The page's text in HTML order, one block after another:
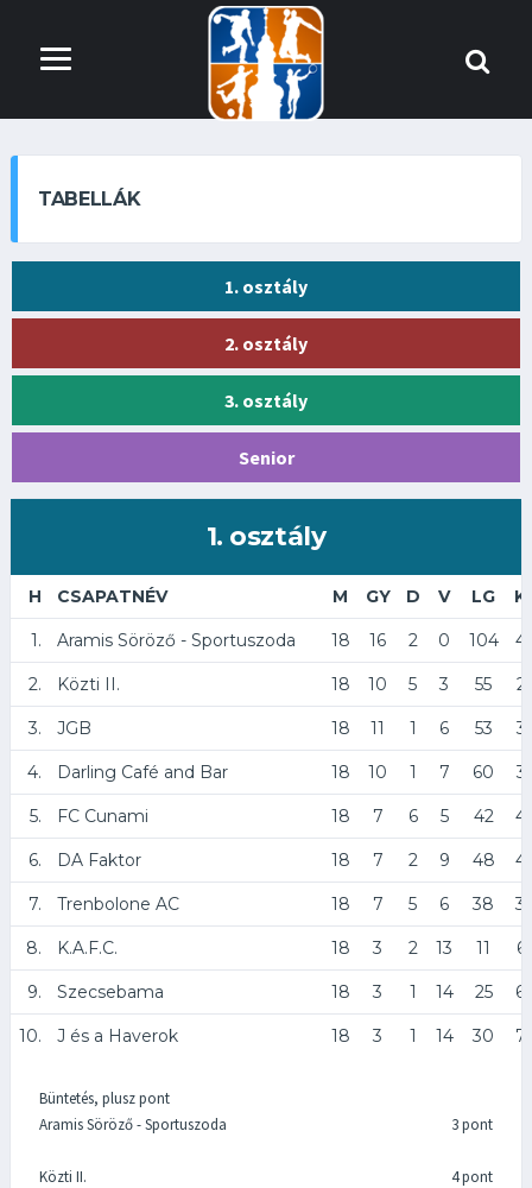
TABELLÁK
1. osztály
2. osztály
3. osztály
Senior
1. osztály
H CSAPATNÉV M GY D V LG
1. Aramis Söröző - Sportuszoda 18 16 2 0 104
2. Közti II. 18 10 5 3 55
3. JGB 18 11 1 6 53
4. Darling Café and Bar 18 10 1 7 60
5. FC Cunami 18 7 6 5 42
6. DA Faktor 18 7 2 9 48
7. Trenbolone AC 18 7 5 6 38
8. K.A.F.C. 18 3 2 13 11
9. Szecsebama 18 3 1 14 25
10. J és a Haverok 18 3 1 14 30
Büntetés, plusz pont
Aramis Söröző - Sportuszoda
3 pont
Közti II. 4 pont